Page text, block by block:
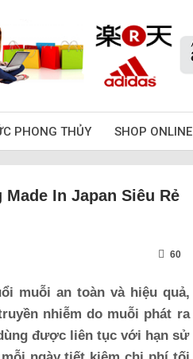
PHONG THỦY SHOP ONLINE
In Japan Siêu Rẻ
60
muỗi an toàn và hiệu quả,
nhiễm do muỗi phát ra
được liên tục với hạn sử